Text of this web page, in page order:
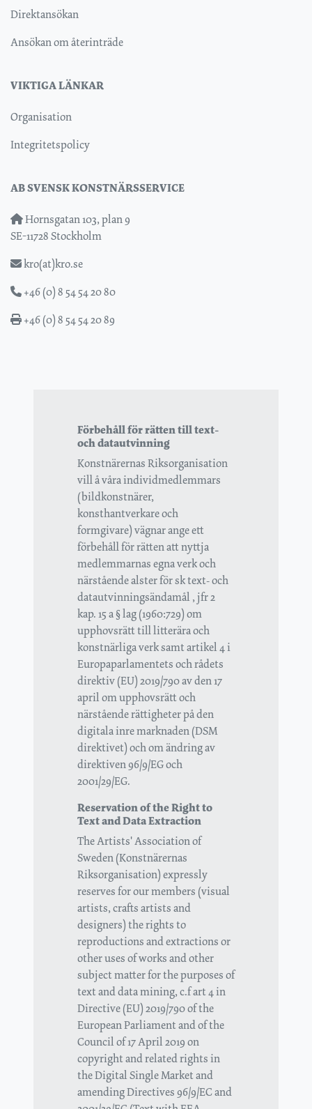
Direktansökan
Ansökan om återinträde
VIKTIGA LÄNKAR
Organisation
Integritetspolicy
AB SVENSK KONSTNÄRSSERVICE
Hornsgatan 103, plan 9
SE-11728 Stockholm
kro(at)kro.se
+46 (0) 8 54 54 20 80
+46 (0) 8 54 54 20 89
Förbehåll för rätten till text-
och datautvinning
Konstnärernas Riksorganisation
vill å våra individmedlemmars
(bildkonstnärer,
konsthantverkare och
formgivare) vägnar ange ett
förbehåll för rätten att nyttja
medlemmarnas egna verk och
närstående alster för sk text- och
datautvinningsändamål , jfr 2
kap. 15 a § lag (1960:729) om
upphovsrätt till litterära och
konstnärliga verk samt artikel 4 i
Europaparlamentets och rådets
direktiv (EU) 2019/790 av den 17
april om upphovsrätt och
närstående rättigheter på den
digitala inre marknaden (DSM
direktivet) och om ändring av
direktiven 96/9/EG och
2001/29/EG.
Reservation of the Right to
Text and Data Extraction
The Artists' Association of
Sweden (Konstnärernas
Riksorganisation) expressly
reserves for our members (visual
artists, crafts artists and
designers) the rights to
reproductions and extractions or
other uses of works and other
subject matter for the purposes of
text and data mining, c.f art 4 in
Directive (EU) 2019/790 of the
European Parliament and of the
Council of 17 April 2019 on
copyright and related rights in
the Digital Single Market and
amending Directives 96/9/EC and